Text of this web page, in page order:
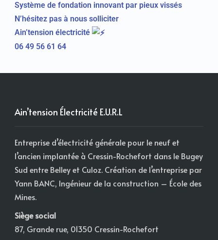
Système de fondation innovant par pieux vissés
N’hésitez pas à nous solliciter
Ain’tension électricité
06 49 56 61 64
Ain’tension Électricité E.U.R.L
Entreprise d’électricité générale pour le neuf et
l’ancien implantée à Cressin-Rochefort dans le Bugey
Sud entre Belley et Culoz. Création de l’entreprise par
Yann BANC, Ingénieur de la construction – École des
Mines.
Siège social
87, Grande rue, 01350 Cressin-Rochefort